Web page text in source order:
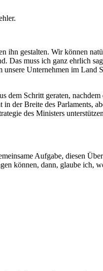
ihn gestalten. Wir können
Das muss ich ganz ehrlich
unsere Unternehmen im
Schritt geraten,
der Breite des Parlaments,
des Ministers
Aufgabe, diesen
können, dann, glaube ich,